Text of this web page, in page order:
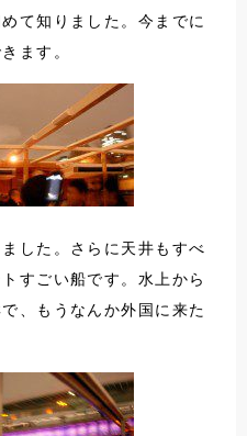
て知りました。今までに
ます。
した。さらに天井もすべ
すごい船です。水上から
、もうなんか外国に来た